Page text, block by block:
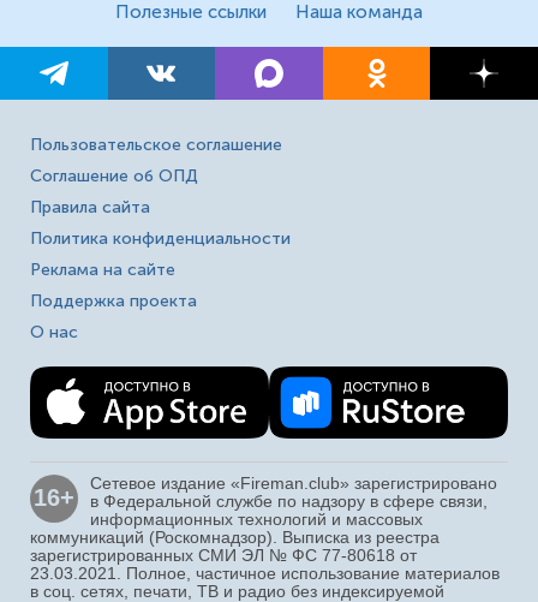
Полезные ссылки Наша команда
Пользовательское соглашение
Соглашение об ОПД
Правила сайта
Политика конфиденциальности
Реклама на сайте
Поддержка проекта
О нас
16+
Сетевое издание «Fireman.club» зарегистрировано
в Федеральной службе по надзору в сфере связи,
информационных технологий и массовых
коммуникаций (Роскомнадзор). Выписка из реестра
зарегистрированных СМИ ЭЛ № ФС 77-80618 от
23.03.2021. Полное, частичное использование материалов
в соц. сетях, печати, ТВ и радио без индексируемой